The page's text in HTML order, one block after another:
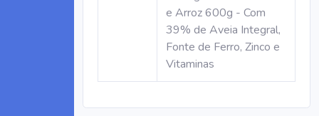
e Arroz 600g - Com
39% de Aveia Integral,
Fonte de Ferro, Zinco e
Vitaminas